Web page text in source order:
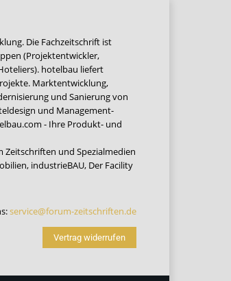
Die Fachzeitschrift ist
(Projektentwickler,
hotelbau liefert
Marktentwicklung,
und Sanierung von
und Management-
- Ihre Produkt- und
und Spezialmedien
, industrieBAU, Der Facility
service@forum-zeitschriften.de
Vertrag widerrufen